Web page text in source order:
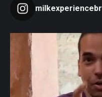
milkexperiencebr